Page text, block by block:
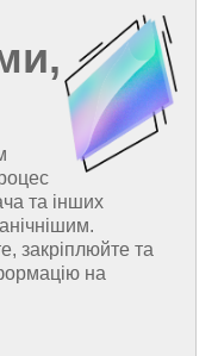
та інших
закріплюйте та
на